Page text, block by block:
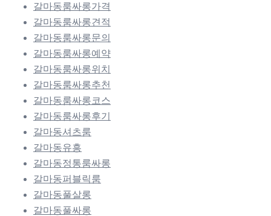
갈마동룸싸롱가격
갈마동룸싸롱견적
갈마동룸싸롱문의
갈마동룸싸롱예약
갈마동룸싸롱위치
갈마동룸싸롱추천
갈마동룸싸롱코스
갈마동룸싸롱후기
갈마동셔츠룸
갈마동유흥
갈마동정통룸싸롱
갈마동퍼블릭룸
갈마동풀살롱
갈마동풀싸롱